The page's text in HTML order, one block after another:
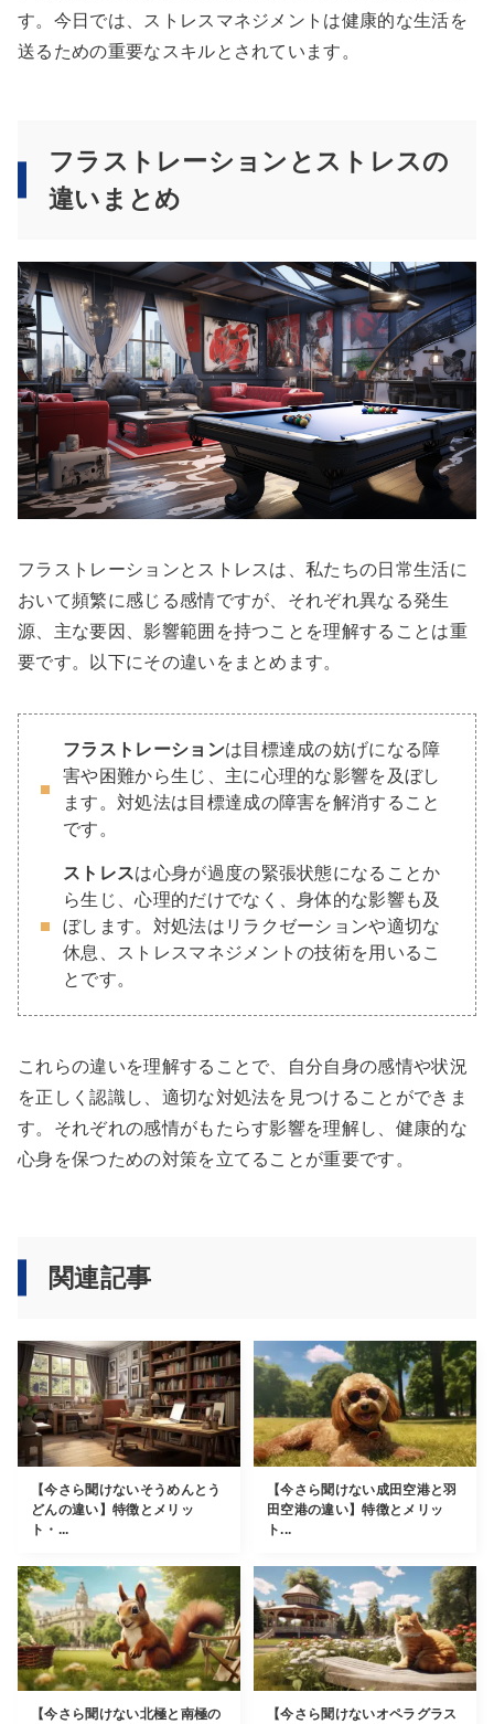
す。今日では、ストレスマネジメントは健康的な生活を
送るための重要なスキルとされています。
フラストレーションとストレスの
違いまとめ
フラストレーションとストレスは、私たちの日常生活に
おいて頻繁に感じる感情ですが、それぞれ異なる発生
源、主な要因、影響範囲を持つことを理解することは重
要です。以下にその違いをまとめます。
フラストレーションは目標達成の妨げになる障
害や困難から生じ、主に心理的な影響を及ぼし
ます。対処法は目標達成の障害を解消すること
です。
ストレスは心身が過度の緊張状態になることか
ら生じ、心理的だけでなく、身体的な影響も及
ぼします。対処法はリラクゼーションや適切な
休息、ストレスマネジメントの技術を用いるこ
とです。
これらの違いを理解することで、自分自身の感情や状況
を正しく認識し、適切な対処法を見つけることができま
す。それぞれの感情がもたらす影響を理解し、健康的な
心身を保つための対策を立てることが重要です。
関連記事
【今さら聞けないそうめんとう
どんの違い】特徴とメリッ
ト・...
【今さら聞けない成田空港と羽
田空港の違い】特徴とメリッ
ト...
【今さら聞けない北極と南極の
【今さら聞けないオペラグラス